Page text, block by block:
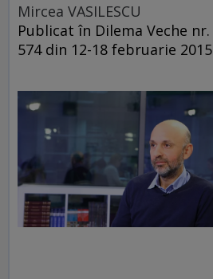
Mircea VASILESCU
Publicat în Dilema Veche nr.
574 din 12-18 februarie 2015